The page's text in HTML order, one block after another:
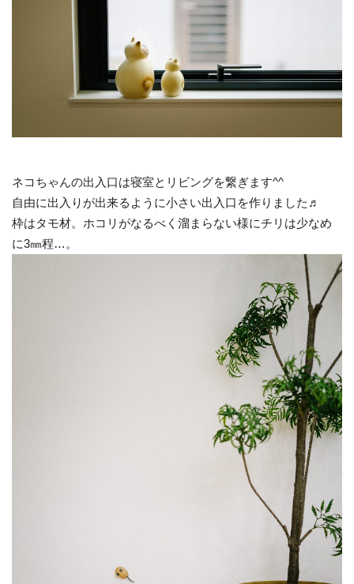
ネコちゃんの出入口は寝室とリビングを繋ぎます^^
自由に出入りが出来るように小さい出入口を作りました♬
枠はタモ材。ホコリがなるべく溜まらない様にチリは少なめ
に3㎜程…。